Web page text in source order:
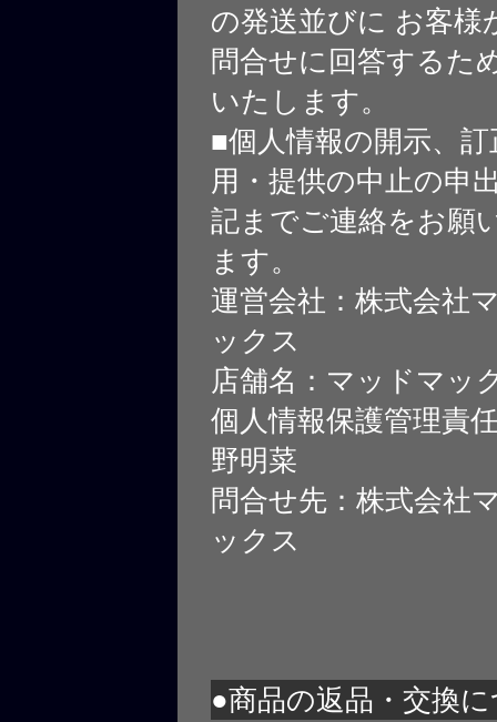
の発送並びに お客様
問合せに回答するた
いたします。
■個人情報の開示、
用・提供の中止の申
記までご連絡をお願
ます。
運営会社：株式会社
ックス
店舗名：マッドマッ
個人情報保護管理責
野明菜
問合せ先：株式会社
ックス
●商品の返品・交換